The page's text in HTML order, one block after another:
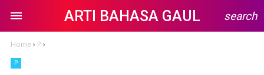
ARTI BAHASA GAUL search
Home › P ›
P